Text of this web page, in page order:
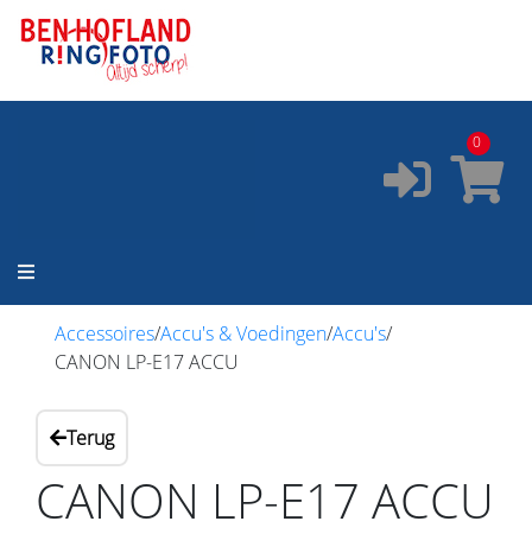
Printservice
Fotocursus✔️Occasions
0
Accessoires/Accu's & Voedingen/Accu's/
CANON LP-E17 ACCU
Terug
CANON LP-E17 ACCU